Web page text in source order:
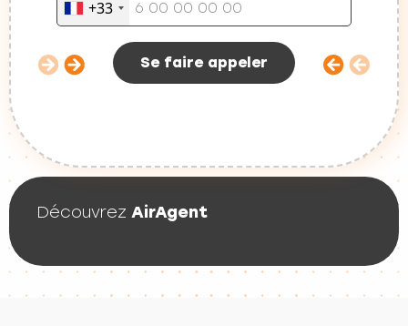
Découvrez AirAgent
+33
Se faire appeler